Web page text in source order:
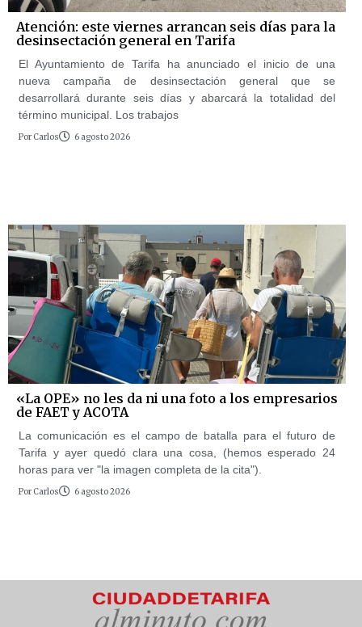
Atención: este viernes arrancan seis días para la
desinsectación general en Tarifa
El Ayuntamiento de Tarifa ha anunciado el inicio de una
nueva campaña de desinsectación general que se
desarrollará durante seis días y abarcará la totalidad del
término municipal. Los trabajos
Por Carlos 6 agosto 2026
«La OPE» no les da ni una foto a los empresarios
de FAET y ACOTA
La comunicación es el campo de batalla para el futuro de
Tarifa y ayer quedó clara una cosa, (hemos esperado 24
horas para ver "la imagen completa de la cita").
Por Carlos 6 agosto 2026